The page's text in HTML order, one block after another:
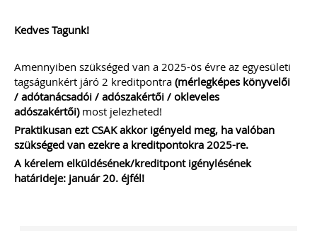
kérdés, egyértelmű válasszal. Célunk
nem a jogszabályok bemásolása,
hanem a valódi segítségnyújtás: a
konkrét kérdésekre határozott válasz
leírása – természetesen ez sok esetben
már tartalmaz jogszabályi hivatkozást
is... Ingyenesen letölthető
tartalomjegyzékkel mutatunk
betekintést az érintett témakörökbe…
Kedves Tagunk!
Amennyiben szükséged van a 2025-ös évre az egyesületi
tagságunkért járó 2 kreditpontra (mérlegképes könyvelői
/ adótanácsadói / adószakértői / okleveles
adószakértői) most jelezheted!
Praktikusan ezt CSAK akkor igényeld meg, ha valóban
szükséged van ezekre a kreditpontokra 2025-re.
A kérelem elküldésének/kreditpont igénylésének
határideje: január 20. éjfél!